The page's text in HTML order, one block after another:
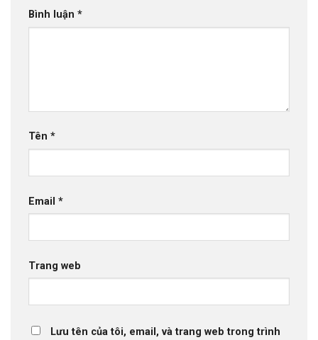
Bình luận *
Tên *
Email *
Trang web
Lưu tên của tôi, email, và trang web trong trình